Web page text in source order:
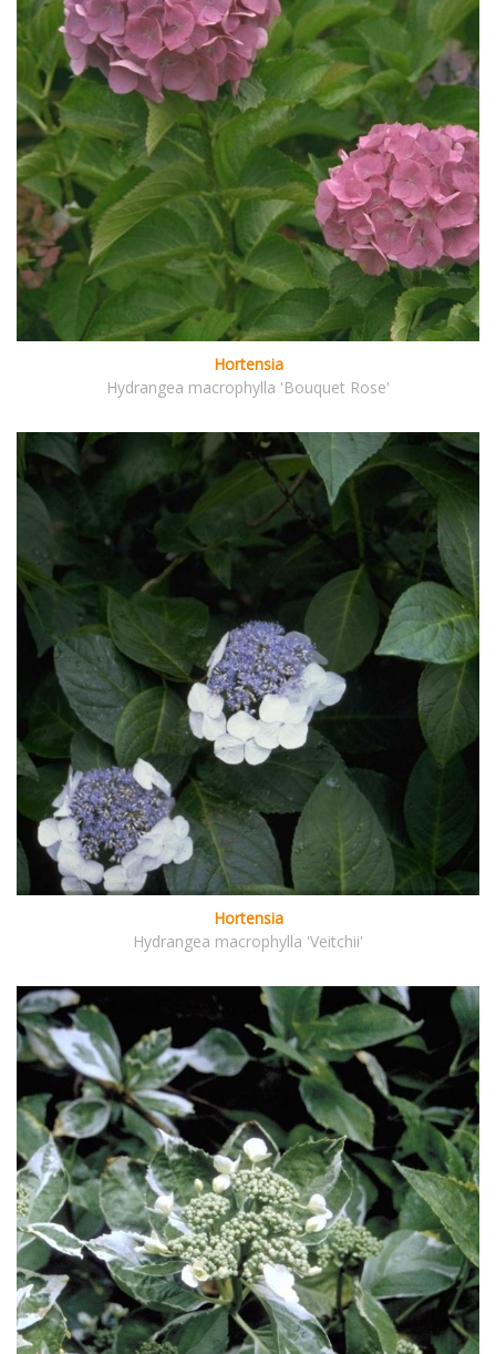
Hortensia
Hydrangea macrophylla 'Bouquet Rose'
Hortensia
Hydrangea macrophylla 'Veitchii'